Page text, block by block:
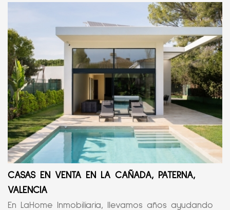
CASAS EN VENTA EN LA CAÑADA, PATERNA,
VALENCIA
En LaHome Inmobiliaria, llevamos años ayudando